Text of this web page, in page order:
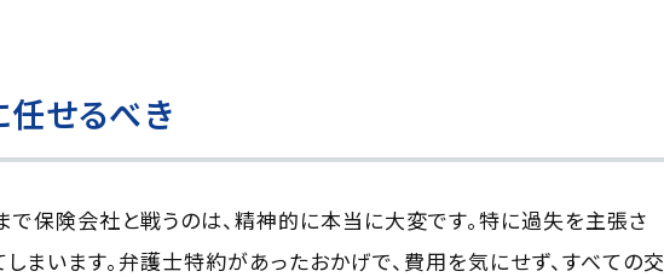
せるべき
で保険会社と戦うのは、精神的に本当に大変です。特に過失を主張さ
まいます。弁護士特約があったおかげで、費用を気にせず、すべての交